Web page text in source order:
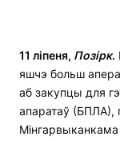
11 ліпеня, Позірк.
яшчэ больш
аб закупцы для
апаратаў (БПЛА),